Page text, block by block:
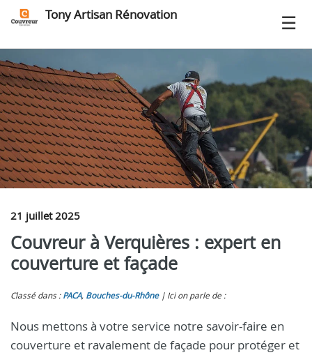
Tony Artisan Rénovation
21 juillet 2025
Couvreur à Verquières : expert en
couverture et façade
Classé dans : PACA, Bouches-du-Rhône Ici on parle de :
Nous mettons à votre service notre savoir-faire en
couverture et ravalement de façade pour protéger et